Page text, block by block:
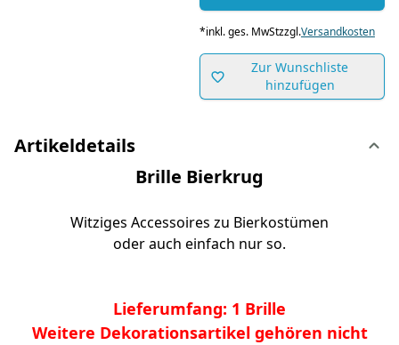
*inkl. ges. MwStzzgl.Versandkosten
Zur Wunschliste
hinzufügen
Artikeldetails
Brille Bierkrug
Witziges Accessoires zu Bierkostümen
oder auch einfach nur so.
Lieferumfang: 1 Brille
Weitere Dekorationsartikel gehören nicht